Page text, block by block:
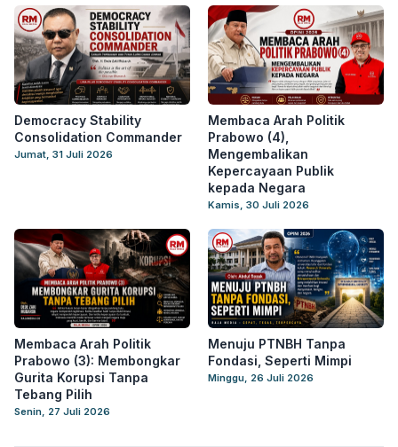
Democracy Stability
Consolidation Commander
Jumat, 31 Juli 2026
Membaca Arah Politik
Prabowo (4),
Mengembalikan
Kepercayaan Publik
kepada Negara
Kamis, 30 Juli 2026
Membaca Arah Politik
Prabowo (3): Membongkar
Gurita Korupsi Tanpa
Tebang Pilih
Senin, 27 Juli 2026
Menuju PTNBH Tanpa
Fondasi, Seperti Mimpi
Minggu, 26 Juli 2026